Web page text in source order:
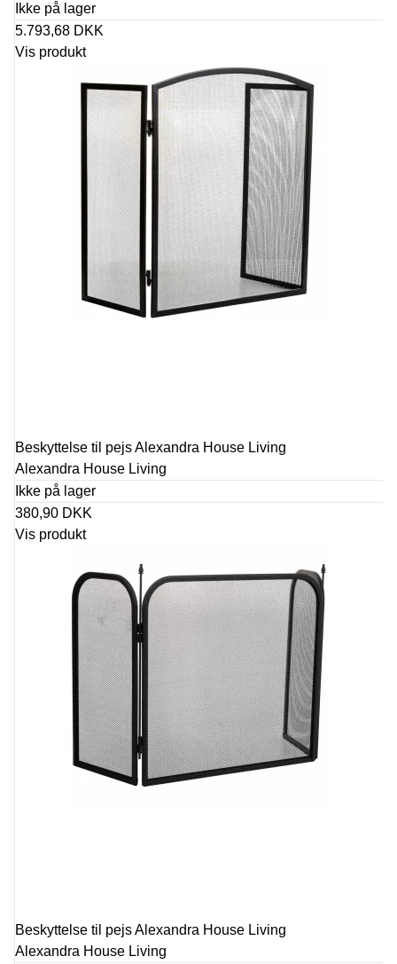
Ikke på lager
5.793,68 DKK
Vis produkt
Beskyttelse til pejs Alexandra House Living
Alexandra House Living
Ikke på lager
380,90 DKK
Vis produkt
Beskyttelse til pejs Alexandra House Living
Alexandra House Living